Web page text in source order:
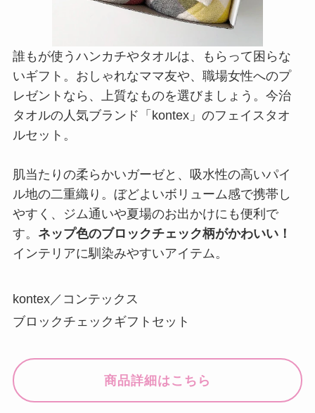
誰もが使うハンカチやタオルは、もらって困らな
いギフト。おしゃれなママ友や、職場女性へのプ
レゼントなら、上質なものを選びましょう。今治
タオルの人気ブランド「kontex」のフェイスタオ
ルセット。
肌当たりの柔らかいガーゼと、吸水性の高いパイ
ル地の二重織り。ぼどよいボリューム感で携帯し
やすく、ジム通いや夏場のお出かけにも便利で
す。 ネップ色のブロックチェック柄がかわいい！
インテリアに馴染みやすいアイテム。
kontex／コンテックス
ブロックチェックギフトセット
商品詳細はこちら